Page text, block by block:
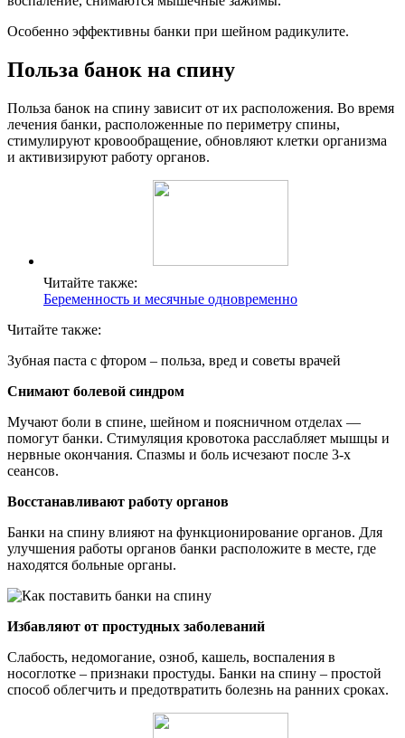
Особенно эффективны банки при шейном радикулите.
Польза банок на спину
Польза банок на спину зависит от их расположения. Во время
лечения банки, расположенные по периметру спины,
стимулируют кровообращение, обновляют клетки организма
и активизируют работу органов.
Читайте также:
Беременность и месячные одновременно
Читайте также:
Зубная паста с фтором – польза, вред и советы врачей
Снимают болевой синдром
Мучают боли в спине, шейном и поясничном отделах —
помогут банки. Стимуляция кровотока расслабляет мышцы и
нервные окончания. Спазмы и боль исчезают после 3-х
сеансов.
Восстанавливают работу органов
Банки на спину влияют на функционирование органов. Для
улучшения работы органов банки расположите в месте, где
находятся больные органы.
Избавляют от простудных заболеваний
Слабость, недомогание, озноб, кашель, воспаления в
носоглотке – признаки простуды. Банки на спину – простой
способ облегчить и предотвратить болезнь на ранних сроках.